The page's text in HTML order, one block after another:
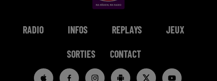
RADIO INFOS REPLAYS JEUX
SORTIES CONTACT